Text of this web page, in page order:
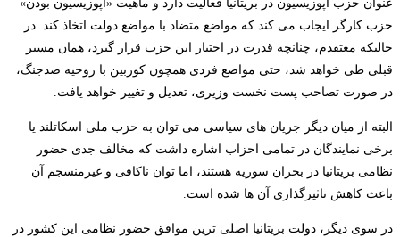
عنوان حزب اپوزیسیون در بریتانیا فعالیت دارد و ماهیت «اپوزیسیون بودن»
حزب کارگر ایجاب می کند که مواضع متضاد با مواضع دولت اتخاذ کند. در
حالیکه معتقدم، چنانچه قدرت در اختیار این حزب قرار گیرد، همان مسیر
قبلی طی خواهد شد، حتی مواضع فردی همچون کوربین با روحیه ضدجنگ،
در صورت تصاحب پست نخست وزیری، تعدیل و تغییر خواهد یافت.
البته از میان دیگر جریان های سیاسی می توان به حزب ملی اسکاتلند یا
برخی نمایندگان در تمامی احزاب اشاره داشت که مخالف جدی حضور
نظامی بریتانیا در بحران سوریه هستند، اما توان ناکافی و غیرمنسجم آن
باعث کاهش تاثیرگذاری آن ها شده است.
در سوی دیگر، دولت بریتانیا اصلی ترین موافق حضور نظامی این کشور در